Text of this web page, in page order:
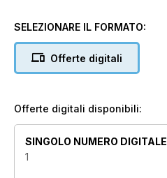
SELEZIONARE IL FORMATO:
Offerte digitali
Offerte digitali disponibili:
SINGOLO NUMERO DIGITALE
1